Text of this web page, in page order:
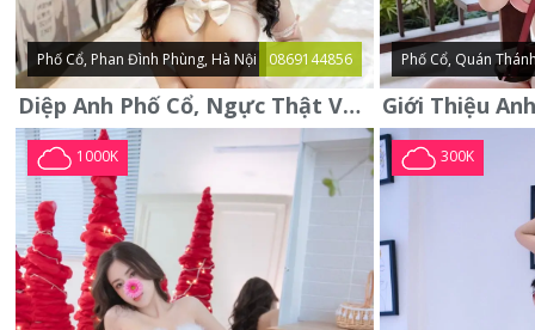
Phố Cổ, Phan Đình Phùng, Hà Nội 0869144856
Diệp Anh Phố Cổ, Ngực Thật Vú To Thơm Tho Quyến Rũ
Phố Cổ, Quán
1000K 300K